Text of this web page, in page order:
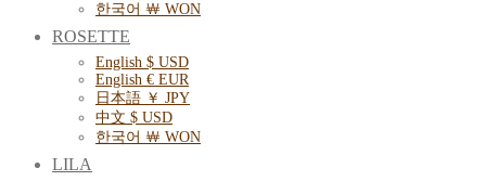
한국어 ￦ WON
ROSETTE
English $ USD
English € EUR
日本語 ￥ JPY
中文 $ USD
한국어 ￦ WON
LILA